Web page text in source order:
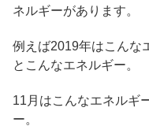
ネルギーがあります。
例えば2019年はこんな
とこんなエネルギー。
11月はこんなエネルギ
ー。